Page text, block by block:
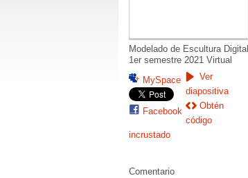
Modelado de Escultura Digital
1er semestre 2021 Virtual
MySpace
Facebook
Ver
diapositiva
Obtén
código
incrustado
Comentario